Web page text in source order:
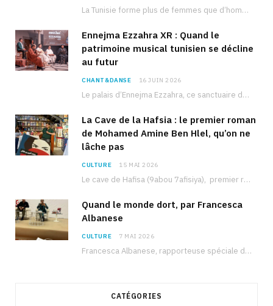
La Tunisie forme plus de femmes que d’hommes dans les filières scientifiques. Pourtant, pour beaucoup…
Ennejma Ezzahra XR : Quand le
patrimoine musical tunisien se décline
au futur
CHANT&DANSE 16 JUIN 2026
Le palais d’Ennejma Ezzahra, ce sanctuaire de la musique tunisienne et méditerranéenne construit par le…
La Cave de la Hafsia : le premier roman
de Mohamed Amine Ben Hlel, qu’on ne
lâche pas
CULTURE 15 MAI 2026
Le cave de Hafisa (9abou 7afisiya), premier roman du journaliste tunisien Mohamed Amine Ben Hlel,…
Quand le monde dort, par Francesca
Albanese
CULTURE 7 MAI 2026
Francesca Albanese, rapporteuse spéciale de l’ONU sur les territoires palestiniens occupés, était à Tunis pour…
CATÉGORIES